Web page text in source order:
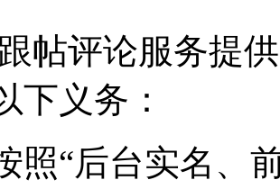
帖评论服务提
下义务：
照“后台实名、